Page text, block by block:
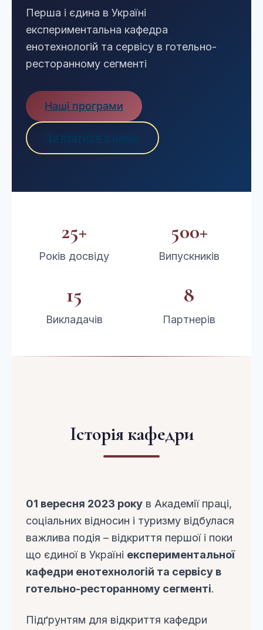
Першa і єдина в Україні
експериментальна кафедра
енотехнологій та сервісу в готельно-
ресторанному сегменті
Наші програми
Зв’язатися з нами
25+
Років досвіду
500+
Випускників
15
Викладачів
8
Партнерів
Історія кафедри
01 вересня 2023 року в Академії праці,
соціальних відносин і туризму відбулася
важлива подія – відкриття першої і поки
що єдиної в Україні експериментальної
кафедри енотехнологій та сервісу в
готельно-ресторанному сегменті.
Підґрунтям для відкриття кафедри